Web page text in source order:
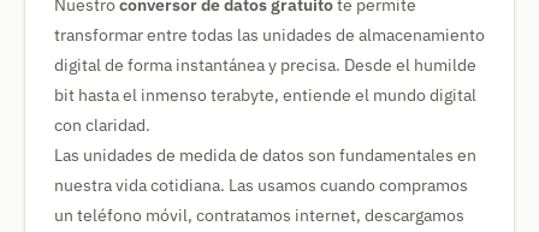
Nuestroconversor de datos gratuitote permite
transformar entre todas las unidades de almacenamiento
digital de forma instantánea y precisa. Desde el humilde
bit hasta el inmenso terabyte, entiende el mundo digital
con claridad.
Las unidades de medida de datos son fundamentales en
nuestra vida cotidiana. Las usamos cuando compramos
un teléfono móvil, contratamos internet, descargamos